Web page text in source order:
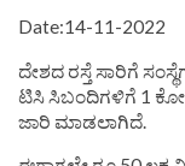
Date:14-11-2022
ದೇಶದ ರಸ್ತೆ ಸಾರಿಗೆ
ಟಿಸಿ ಸಿಬಂದಿಗಳಿಗೆ 1
ಜಾರಿ ಮಾಡಲಾಗಿದೆ.